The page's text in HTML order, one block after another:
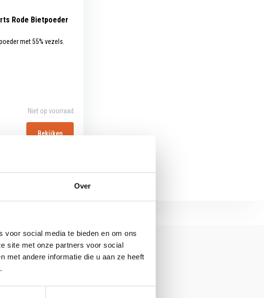
Over
voor social media te bieden en om ons
site met onze partners voor social
met andere informatie die u aan ze heeft
Rode Bietpoeder
met 55% vezels.
Niet op voorraad
Bekijken